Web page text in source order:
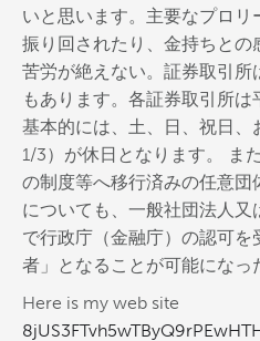
いと思います。主要なプロ
振り回されたり、金持ちとの
苦労が絶えない。証券取引所
もあります。各証券取引所は
基本的には、土、日、祝日、
1/3）が休日となります。 ま
の制度等へ移行済みの任意
についても、一般社団法人
で行政庁（金融庁）の認可
者」となることが可能になっ
Here is my web site